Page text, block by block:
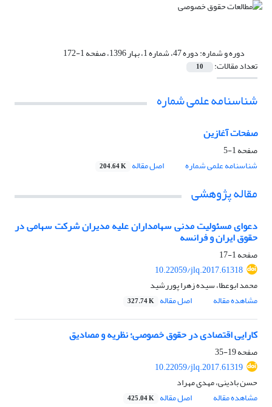
دوره و شماره:دوره 47، شماره 1، بهار 1396، صفحه 1-172
تعداد مقالات: 10
شناسنامه علمی شماره
صفحات آغازین
صفحه1-5
شناسنامه علمی شماره
اصل مقاله 204.64 K
مقاله پژوهشی
دعوای مسئولیت مدنی سهامداران علیه مدیران شرکت سهامی در
حقوق ایران و فرانسه
صفحه1-17
10.22059/jlq.2017.61318
محمد ابوعطا، سیده زهرا پوررشید
مشاهده مقاله
اصل مقاله 327.74 K
کارایی اقتصادی در حقوق خصوصی؛ نظریه و مصادیق
صفحه19-35
10.22059/jlq.2017.61319
حسن بادینی، مهدی مهراد
مشاهده مقاله
اصل مقاله 425.04 K